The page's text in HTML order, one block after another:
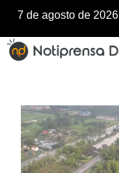
7 de agosto de 2026